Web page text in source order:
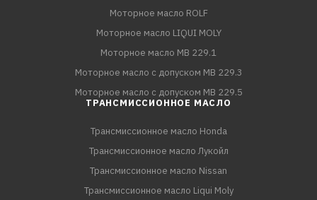
Моторное масло ROLF
Моторное масло LIQUI MOLY
Моторное масло MB 229.1
Моторное масло с допуском MB 229.3
Моторное масло с допуском MB 229.5
ТРАНСМИССИОННОЕ МАСЛО
Трансмиссионное масло Honda
Трансмиссионное масло Лукойл
Трансмиссионное масло Nissan
Трансмиссионное масло Liqui Moly